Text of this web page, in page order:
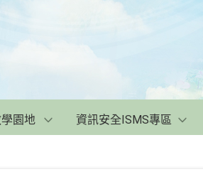
園地 資訊安全ISMS專區